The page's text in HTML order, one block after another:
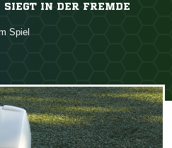
SIEGT IN DER FREMDE
Spiel